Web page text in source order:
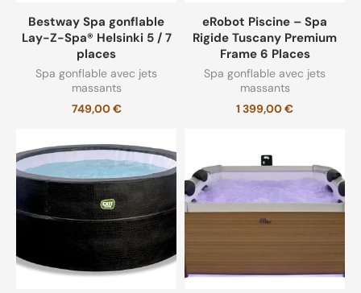
Bestway Spa gonflable
Lay-Z-Spa® Helsinki 5 / 7
places
Spa gonflable avec jets
massants
749,00€
eRobot Piscine – Spa
Rigide Tuscany Premium
Frame 6 Places
Spa gonflable avec jets
massants
1 399,00€